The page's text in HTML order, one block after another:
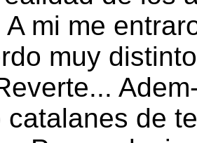
A mi me
muy
catalanes de